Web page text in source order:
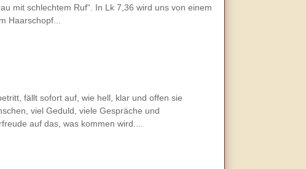
mit schlechtem Ruf“. In Lk 7,36 wird uns von einem
Haarschopf...
fällt sofort auf, wie hell, klar und offen sie
viel Geduld, viele Gespräche und
auf das, was kommen wird....